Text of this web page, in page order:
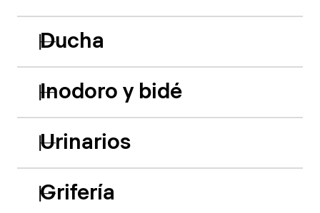
Ducha
Inodoro y bidé
Urinarios
Grifería